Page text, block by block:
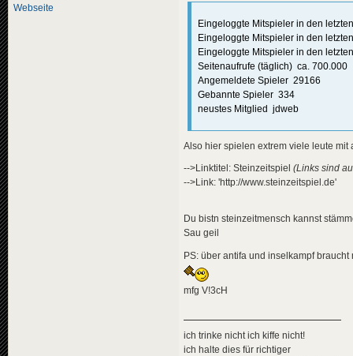
Webseite
Eingeloggte Mitspieler in den
Eingeloggte Mitspieler in den
Eingeloggte Mitspieler in den
Seitenaufrufe (täglich) ca. 700.000
Angemeldete Spieler 29166
Gebannte Spieler 334
neustes Mitglied jdweb
Also hier spielen extrem viele leute
-->Linktitel: Steinzeitspiel (Links sind
-->Link: 'http://www.steinzeitspiel.de'
Du bistn steinzeitmensch kannst
Sau geil
PS: über antifa und inselkampf
mfg V!3cH
ich trinke nicht ich kiffe nicht!
ich halte dies für richtiger